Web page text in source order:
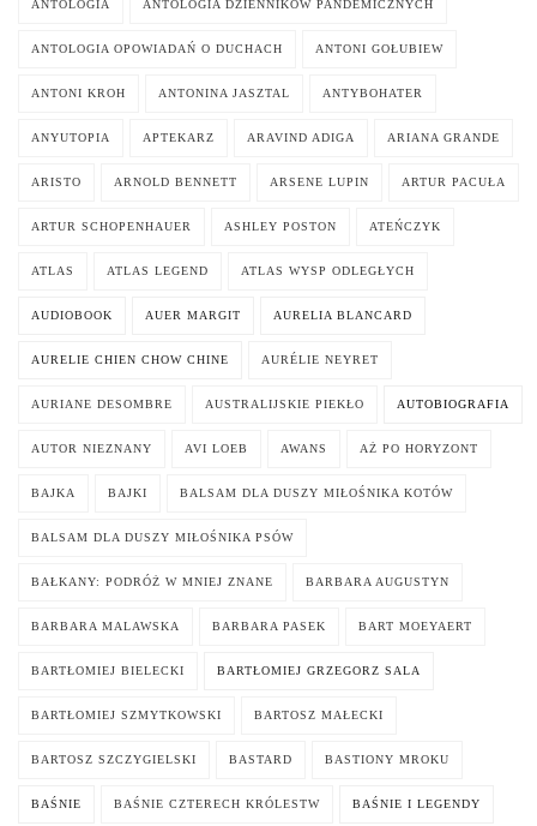
ANTOLOGIA ANTOLOGIA DZIENNIKÓW PANDEMICZNYCH
ANTOLOGIA OPOWIADAŃ O DUCHACH ANTONI GOŁUBIEW
ANTONI KROH ANTONINA JASZTAL ANTYBOHATER
ANYUTOPIA APTEKARZ ARAVIND ADIGA ARIANA GRANDE
ARISTO ARNOLD BENNETT ARSENE LUPIN ARTUR PACUŁA
ARTUR SCHOPENHAUER ASHLEY POSTON ATEŃCZYK
ATLAS ATLAS LEGEND ATLAS WYSP ODLEGŁYCH
AUDIOBOOK AUER MARGIT AURELIA BLANCARD
AURELIE CHIEN CHOW CHINE AURÉLIE NEYRET
AURIANE DESOMBRE AUSTRALIJSKIE PIEKŁO AUTOBIOGRAFIA
AUTOR NIEZNANY AVI LOEB AWANS AŻ PO HORYZONT
BAJKA BAJKI BALSAM DLA DUSZY MIŁOŚNIKA KOTÓW
BALSAM DLA DUSZY MIŁOŚNIKA PSÓW
BAŁKANY: PODRÓŻ W MNIEJ ZNANE BARBARA AUGUSTYN
BARBARA MALAWSKA BARBARA PASEK BART MOEYAERT
BARTŁOMIEJ BIELECKI BARTŁOMIEJ GRZEGORZ SALA
BARTŁOMIEJ SZMYTKOWSKI BARTOSZ MAŁECKI
BARTOSZ SZCZYGIELSKI BASTARD BASTIONY MROKU
BAŚNIE BAŚNIE CZTERECH KRÓLESTW BAŚNIE I LEGENDY